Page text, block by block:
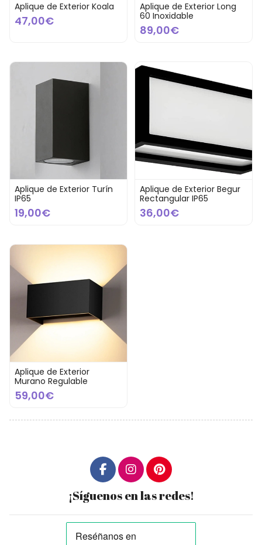
Aplique de Exterior Koala
47,00€
Aplique de Exterior Long
60 Inoxidable
89,00€
Aplique de Exterior Turín
IP65
19,00€
Aplique de Exterior Begur
Rectangular IP65
36,00€
Aplique de Exterior
Murano Regulable
59,00€
¡Síguenos en las redes!